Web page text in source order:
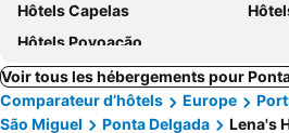
Hôtels Capelas
Hôtels Povoação
Voir tous les hébergements pour
Comparateur d’hôtels
Europe
São Miguel
Ponta Delgada Lena's